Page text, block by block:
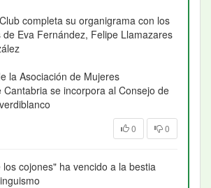
completa su organigrama con los
Eva Fernández, Felipe Llamazares
la Asociación de Mujeres
Cantabria se incorpora al Consejo de
0 0
los cojones" ha vencido a la bestia